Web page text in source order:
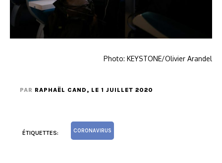
Photo: KEYSTONE/Olivier Arandel
PAR RAPHAËL CAND , LE 1 JUILLET 2020
ÉTIQUETTES: CORONAVIRUS